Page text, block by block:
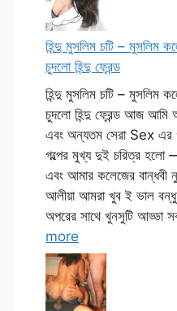
হিন্দু মুসলিম চটি – মুসলিম
চুদলো হিন্দু ফ্রেন্ড
হিন্দু মুসলিম চটি – মুসলিম
চুদলো হিন্দু ফ্রেন্ড আজ আমি
এবং অন্যতম সেরা Sex এর
গল্পের মুখ্য দুই চরিত্র হলো
এবং আমার কলেজের বান্ধবী
আলীয়া আমরা খুব ই ভাল
অপরের সাথে খুনসুটি আড্ডা
more